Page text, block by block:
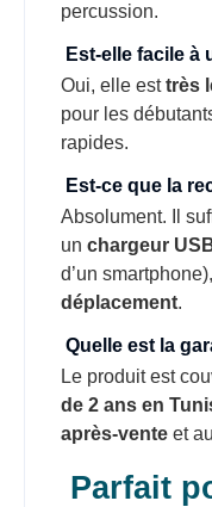
percussion.
Est-elle facile à
Oui, elle esttrès
pour les
rapides.
Est-ce que la
Absolument. Il
un chargeur
d’un
déplacement.
Quelle est la
Le produit est
de 2 ans en
après-vente et
Parfait